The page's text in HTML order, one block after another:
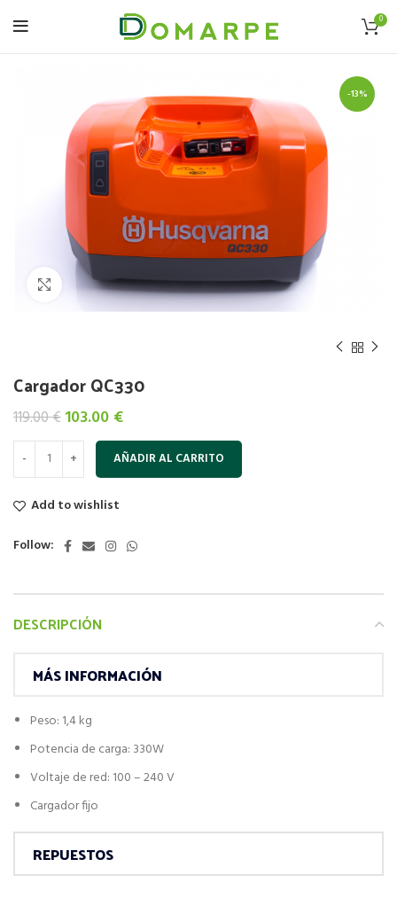
0
-13%
Click to enlarge
Cargador QC330
119.00€El
precio
original
era:
103.00 €El
precio
actual
es:
AÑADIR AL CARRITO
Add to wishlist
Follow:
DESCRIPCIÓN
MÁS INFORMACIÓN
Peso: 1,4 kg
Potencia de carga: 330W
Voltaje de red: 100 – 240 V
Cargador fijo
REPUESTOS